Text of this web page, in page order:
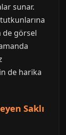
sunar.
de görsel
de harika
Saklı